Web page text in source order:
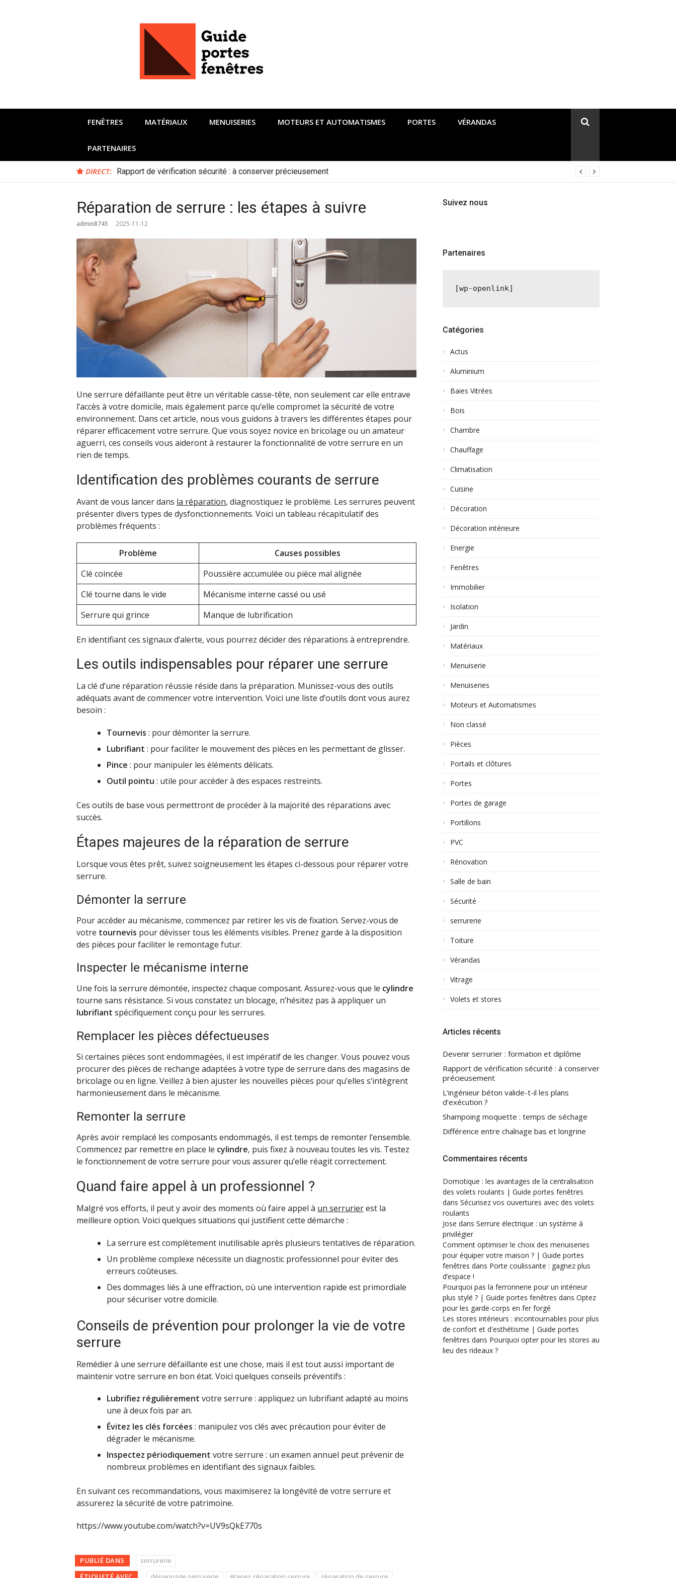
FENÊTRES MATÉRIAUX MENUISERIES MOTEURS ET AUTOMATISMES PORTES VÉRANDAS
PARTENAIRES
DIRECT: Rapport de vérification sécurité : à conserver précieusement
Réparation de serrure : les étapes à suivre
admin8745 2025-11-12
Une serrure défaillante peut être un véritable casse-tête, non seulement car elle entrave
l’accès à votre domicile, mais également parce qu’elle compromet la sécurité de votre
environnement. Dans cet article, nous vous guidons à travers les différentes étapes pour
réparer efficacement votre serrure. Que vous soyez novice en bricolage ou un amateur
aguerri, ces conseils vous aideront à restaurer la fonctionnalité de votre serrure en un
rien de temps.
Identification des problèmes courants de serrure
Avant de vous lancer dans la réparation, diagnostiquez le problème. Les serrures peuvent
présenter divers types de dysfonctionnements. Voici un tableau récapitulatif des
problèmes fréquents :
Problème
Causes possibles
Clé coincée
Poussière accumulée ou pièce mal alignée
Clé tourne dans le vide
Mécanisme interne cassé ou usé
Serrure qui grince
Manque de lubrification
En identifiant ces signaux d’alerte, vous pourrez décider des réparations à entreprendre.
Les outils indispensables pour réparer une serrure
La clé d’une réparation réussie réside dans la préparation. Munissez-vous des outils
adéquats avant de commencer votre intervention. Voici une liste d’outils dont vous aurez
besoin :
Tournevis : pour démonter la serrure.
Lubrifiant : pour faciliter le mouvement des pièces en les permettant de glisser.
Pince : pour manipuler les éléments délicats.
Outil pointu : utile pour accéder à des espaces restreints.
Ces outils de base vous permettront de procéder à la majorité des réparations avec
succès.
Étapes majeures de la réparation de serrure
Lorsque vous êtes prêt, suivez soigneusement les étapes ci-dessous pour réparer votre
serrure.
Démonter la serrure
Pour accéder au mécanisme, commencez par retirer les vis de fixation. Servez-vous de
votre tournevis pour dévisser tous les éléments visibles. Prenez garde à la disposition
des pièces pour faciliter le remontage futur.
Inspecter le mécanisme interne
Une fois la serrure démontée, inspectez chaque composant. Assurez-vous que le cylindre
tourne sans résistance. Si vous constatez un blocage, n’hésitez pas à appliquer un
lubrifiant spécifiquement conçu pour les serrures.
Remplacer les pièces défectueuses
Si certaines pièces sont endommagées, il est impératif de les changer. Vous pouvez vous
procurer des pièces de rechange adaptées à votre type de serrure dans des magasins de
bricolage ou en ligne. Veillez à bien ajuster les nouvelles pièces pour qu’elles s’intègrent
harmonieusement dans le mécanisme.
Remonter la serrure
Après avoir remplacé les composants endommagés, il est temps de remonter l’ensemble.
Commencez par remettre en place le cylindre, puis fixez à nouveau toutes les vis. Testez
le fonctionnement de votre serrure pour vous assurer qu’elle réagit correctement.
Quand faire appel à un professionnel ?
Malgré vos efforts, il peut y avoir des moments où faire appel à un serrurierest la
meilleure option. Voici quelques situations qui justifient cette démarche :
La serrure est complètement inutilisable après plusieurs tentatives de réparation.
Un problème complexe nécessite un diagnostic professionnel pour éviter des
erreurs coûteuses.
Des dommages liés à une effraction, où une intervention rapide est primordiale
pour sécuriser votre domicile.
Conseils de prévention pour prolonger la vie de votre
serrure
Remédier à une serrure défaillante est une chose, mais il est tout aussi important de
maintenir votre serrure en bon état. Voici quelques conseils préventifs :
Lubrifiez régulièrement votre serrure : appliquez un lubrifiant adapté au moins
une à deux fois par an.
Évitez les clés forcées : manipulez vos clés avec précaution pour éviter de
dégrader le mécanisme.
Inspectez périodiquement votre serrure : un examen annuel peut prévenir de
nombreux problèmes en identifiant des signaux faibles.
En suivant ces recommandations, vous maximiserez la longévité de votre serrure et
assurerez la sécurité de votre patrimoine.
https://www.youtube.com/watch?v=UV9sQkE770s
PUBLIÉ DANS
serrurerie
Suivez nous
Partenaires
[wp-openlink]
Catégories
Actus
Aluminium
Baies Vitrées
Bois
Chambre
Chauffage
Climatisation
Cuisine
Décoration
Décoration intérieure
Energie
Fenêtres
Immobilier
Isolation
Jardin
Matériaux
Menuiserie
Menuiseries
Moteurs et Automatismes
Non classé
Pièces
Portails et clôtures
Portes
Portes de garage
Portillons
PVC
Rénovation
Salle de bain
Sécurité
serrurerie
Toiture
Vérandas
Vitrage
Volets et stores
Articles récents
Devenir serrurier : formation et diplôme
Rapport de vérification sécurité : à conserver
précieusement
L’ingénieur béton valide-t-il les plans
d’exécution ?
Shampoing moquette : temps de séchage
Différence entre chaînage bas et longrine
Commentaires récents
Domotique : les avantages de la centralisation
des volets roulants | Guide portes fenêtres
dans Sécurisez vos ouvertures avec des volets
roulants
Jose dans Serrure électrique : un système à
privilégier
Comment optimiser le choix des menuiseries
pour équiper votre maison ? | Guide portes
fenêtres dans Porte coulissante : gagnez plus
d’espace !
Pourquoi pas la ferronnerie pour un intérieur
plus stylé ? | Guide portes fenêtres dans Optez
pour les garde-corps en fer forgé
Les stores intérieurs : incontournables pour plus
de confort et d'esthétisme | Guide portes
fenêtres dans Pourquoi opter pour les stores au
lieu des rideaux ?